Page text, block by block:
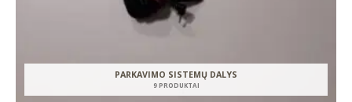
PARKAVIMO SISTEMŲ DALYS
9 PRODUKTAI